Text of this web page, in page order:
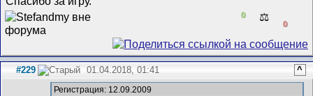
0 ⚖️
0
#229 01.04.2018, 01:41 ^
Регистрация: 12.09.2009